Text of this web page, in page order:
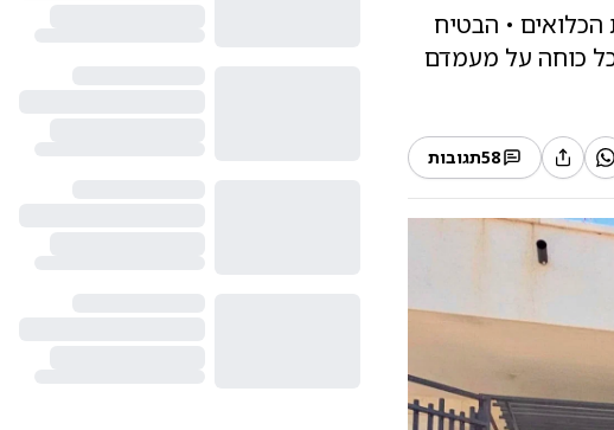
את בני הישיבות הכלואים • הבטיח
כוחה על מעמדם
58תגובות